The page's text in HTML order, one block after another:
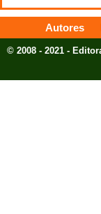
Autores
© 2008 - 2021 -